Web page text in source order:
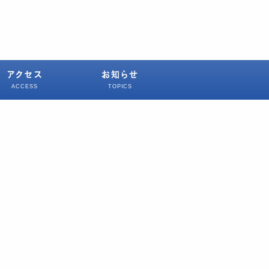
アクセス
ACCESS
お知らせ
TOPICS